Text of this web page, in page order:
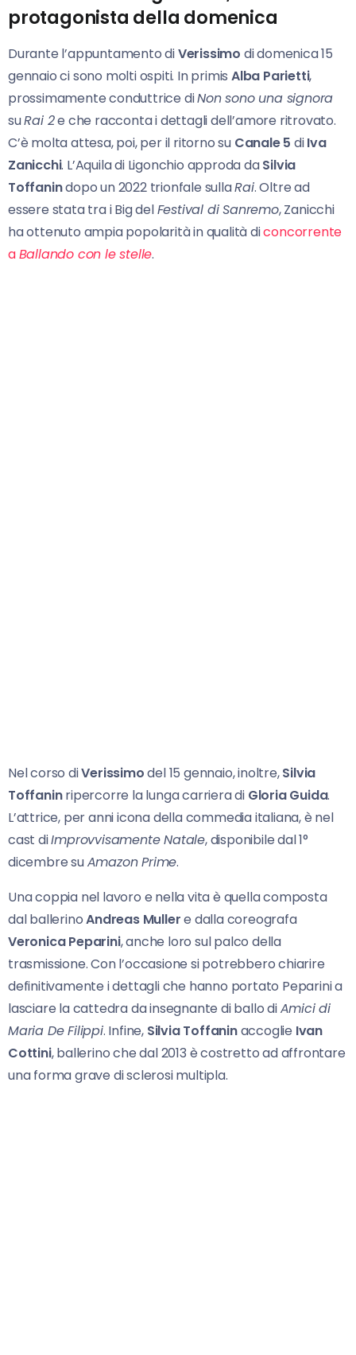
protagonista della domenica
Durante l’appuntamento diVerissimo di domenica 15
gennaio ci sono molti ospiti. In primisAlba Parietti,
prossimamente conduttrice diNon sono una signora
suRai 2e che racconta i dettagli dell’amore ritrovato.
C’è molta attesa, poi, per il ritorno su Canale 5 diIva
Zanicchi. L’Aquila di Ligonchio approda daSilvia
Toffanindopo un 2022 trionfale sullaRai. Oltre ad
essere stata tra i Big delFestival di Sanremo, Zanicchi
ha ottenuto ampia popolarità in qualità diconcorrente
aBallando con le stelle.
Nel corso diVerissimodel 15 gennaio, inoltre,Silvia
Toffaninripercorre la lunga carriera di Gloria Guida.
L’attrice, per anni icona della commedia italiana, è nel
cast diImprovvisamente Natale, disponibile dal 1°
dicembre suAmazon Prime.
Una coppia nel lavoro e nella vita è quella composta
dal ballerinoAndreas Mullere dalla coreografa
Veronica Peparini, anche loro sul palco della
trasmissione. Con l’occasione si potrebbero chiarire
definitivamente i dettagli che hanno portato Peparini a
lasciare la cattedra da insegnante di ballo diAmici di
Maria De Filippi. Infine, Silvia Toffaninaccoglie Ivan
Cottini, ballerino che dal 2013 è costretto ad affrontare
una forma grave di sclerosi multipla.